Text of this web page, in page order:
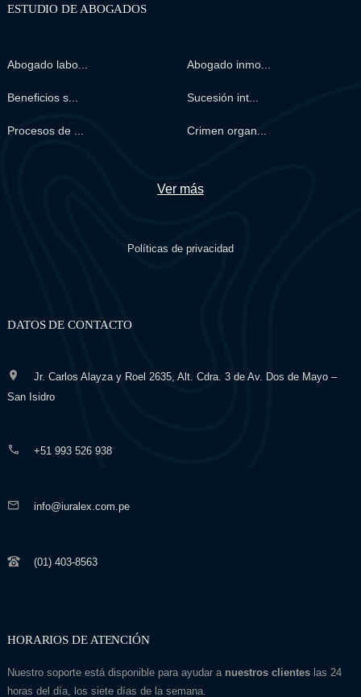
ESTUDIO DE ABOGADOS
Abogado labo... Abogado inmo...
Beneficios s... Sucesión int...
Procesos de ... Crimen organ...
Ver más
Políticas de privacidad
DATOS DE CONTACTO
Jr. Carlos Alayza y Roel 2635, Alt. Cdra. 3 de Av. Dos de Mayo –
San Isidro
+51 993 526 938
info@iuralex.com.pe
(01) 403-8563
HORARIOS DE ATENCIÓN
Nuestro soporte está disponible para ayudar a nuestros clienteslas 24
horas del día, los siete días de la semana.